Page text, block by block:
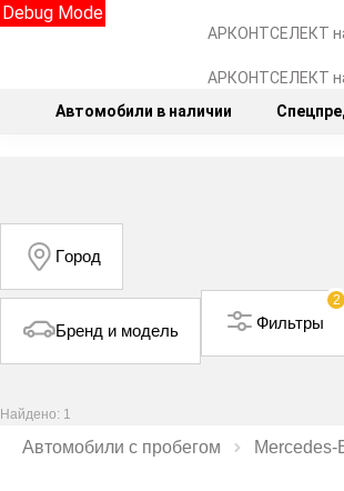
Debug Mode
АРКОНТСЕЛЕКТ
АРКОНТСЕЛЕКТ
Автомобили в наличии
Город
Бренд и модель
2
Фильтры
Найдено: 1
Автомобили с пробегом